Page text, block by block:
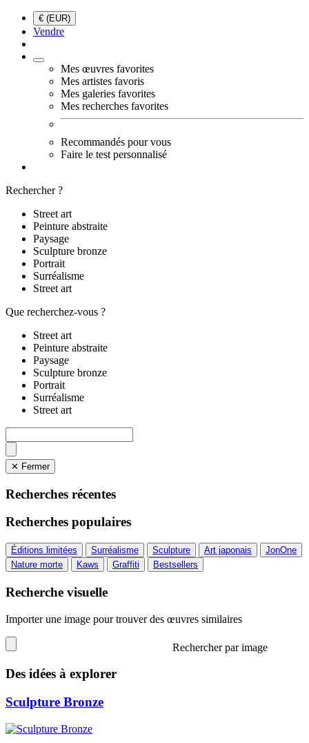
€ (EUR)
Vendre
Mes œuvres favorites
Mes artistes favoris
Mes galeries favorites
Mes recherches favorites
Recommandés pour vous
Faire le test personnalisé
Rechercher ?
Street art
Peinture abstraite
Paysage
Sculpture bronze
Portrait
Surréalisme
Street art
Que recherchez-vous ?
Street art
Peinture abstraite
Paysage
Sculpture bronze
Portrait
Surréalisme
Street art
✕ Fermer
Recherches récentes
Recherches populaires
Éditions limitées Surréalisme Sculpture Art japonais
JonOne
Nature morte
Kaws Graffiti Bestsellers
Recherche visuelle
Importer une image pour trouver des œuvres similaires
Rechercher par image
Des idées à explorer
Sculpture Bronze